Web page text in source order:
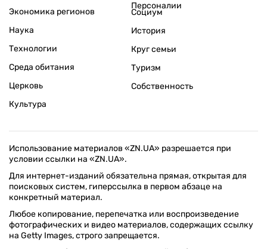
Экономика регионов
Персоналии
Наука
Технологии
Среда обитания
Церковь
Культура
Социум
История
Круг семьи
Туризм
Собственность
Использование материалов «ZN.UA» разрешается при
условии ссылки на «ZN.UA».
Для интернет-изданий обязательна прямая, открытая для
поисковых систем, гиперссылка в первом абзаце на
конкретный материал.
Любое копирование, перепечатка или воспроизведение
фотографических и видео материалов, содержащих ссылку
на Getty Images, строго запрещается.